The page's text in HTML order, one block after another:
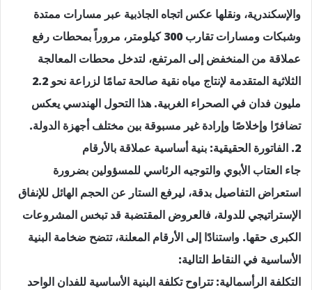
والإسكندرية، ونقلها عكس اتجاه الجاذبية عبر مسارات ممتدة
وشبكات ومسارات تقارب 300 كيلومتر، مروراً بمحطات رفع
عملاقة من المنخفض إلى المرتفع، لتدخل محطات المعالجة
الثلاثية المتقدمة لإنتاج مياه نقية صالحة تمامًا لزراعة نحو 2.2
مليون فدان في الصحراء الغربية. هذا التحول الهندسي يعكس
تضافرًا وإخلاصًا وإرادة غير مسبوقة بين مختلف أجهزة الدولة.
2. الفاتورة الحقيقية: بنية أساسية عملاقة بالأرقام
جاء العتاب الأبوي والتوجيه الرئاسي للمسؤولين بضرورة
استعراض التفاصيل بدقة، ليرفع الستار عن الحجم الهائل للإنفاق
الإستراتيجي للدولة، فالعروض المقتضبة قد تبخس المشروعات
الكبرى حقها. واستنادًا إلى الأرقام المعلنة، تتضح ضخامة البنية
الأساسية في النقاط التالية:
التكلفة الرأسمالية: تتراوح تكلفة البنية الأساسية للفدان الواحد